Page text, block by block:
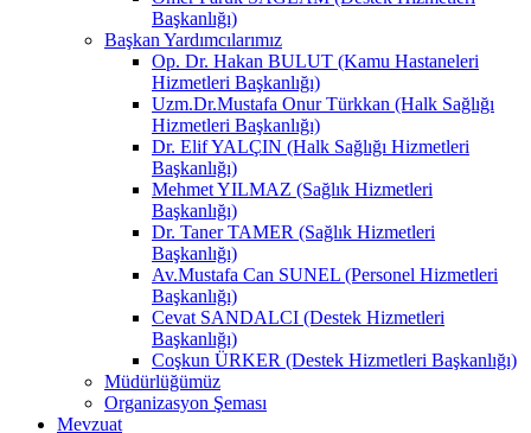
Başkanlığı)
Başkan Yardımcılarımız
Op. Dr. Hakan BULUT (Kamu Hastaneleri
Hizmetleri Başkanlığı)
Uzm.Dr.Mustafa Onur Türkkan (Halk Sağlığı
Hizmetleri Başkanlığı)
Dr. Elif YALÇIN (Halk Sağlığı Hizmetleri
Başkanlığı)
Mehmet YILMAZ (Sağlık Hizmetleri
Başkanlığı)
Dr. Taner TAMER (Sağlık Hizmetleri
Başkanlığı)
Av.Mustafa Can SUNEL (Personel Hizmetleri
Başkanlığı)
Cevat SANDALCI (Destek Hizmetleri
Başkanlığı)
Coşkun ÜRKER (Destek Hizmetleri Başkanlığı)
Müdürlüğümüz
Organizasyon Şeması
Mevzuat